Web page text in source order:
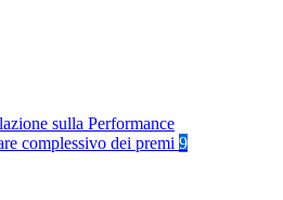
sulla Performance
complessivo dei premi 9